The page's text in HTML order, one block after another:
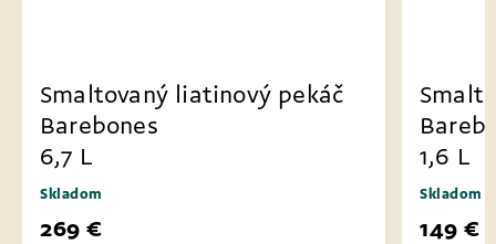
Smaltovaný liatinový pekáč
Barebones
6,7 L
Skladom
269 €
1,6 L
Skladom
149 €